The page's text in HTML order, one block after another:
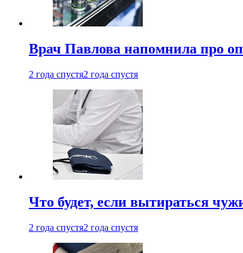
Врач Павлова напомнила про
2 года спустя2 года спустя
Что будет, если вытираться
2 года спустя2 года спустя